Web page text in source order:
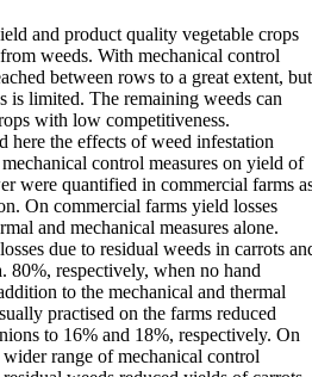
and product quality vegetable crops
weeds. With mechanical control
between rows to a great extent, but
is limited. The remaining weeds can
with low competitiveness.
here the effects of weed infestation
control measures on yield of
were quantified in commercial farms
On commercial farms yield losses
and mechanical measures alone.
due to residual weeds in carrots
80%, respectively, when no hand
to the mechanical and thermal
practised on the farms reduced
to 16% and 18%, respectively. On
range of mechanical control